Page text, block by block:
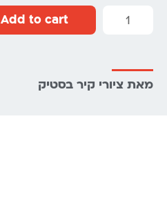
Add to cart
מאת ציורי קיר בסטיק